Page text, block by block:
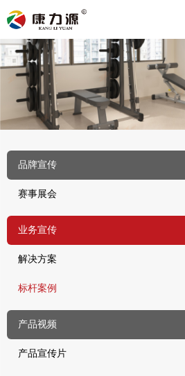
品牌宣传
赛事展会
业务宣传
解决方案
标杆案例
产品视频
产品宣传片